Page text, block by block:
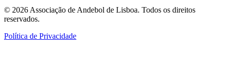
© 2026 Associação de Andebol de Lisboa. Todos os direitos
reservados.
Política de Privacidade